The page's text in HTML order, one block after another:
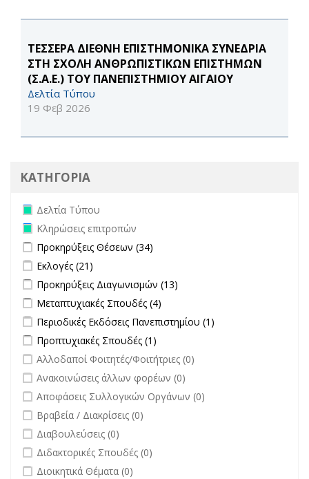
ΤΕΣΣΕΡΑ ΔΙΕΘΝΗ ΕΠΙΣΤΗΜΟΝΙΚΑ ΣΥΝΕΔΡΙΑ
ΣΤΗ ΣΧΟΛΗ ΑΝΘΡΩΠΙΣΤΙΚΩΝ ΕΠΙΣΤΗΜΩΝ
(Σ.Α.Ε.) ΤΟΥ ΠΑΝΕΠΙΣΤΗΜΙΟΥ ΑΙΓΑΙΟΥ
Δελτία Τύπου
19 Φεβ 2026
ΚΑΤΗΓΟΡΙΑ
Remove Δελτία Τύπου filter
Δελτία Τύπου
Remove Κληρώσεις επιτροπών filter
Κληρώσεις επιτροπών
Apply Προκηρύξεις Θέσεων filter
Προκηρύξεις Θέσεων (34)
Apply Εκλογές filter
Εκλογές (21)
Apply Προκηρύξεις Διαγωνισμών filter
Προκηρύξεις Διαγωνισμών (13)
Apply Μεταπτυχιακές Σπουδές filter
Μεταπτυχιακές Σπουδές (4)
Apply Περιοδικές Εκδόσεις Πανεπιστημίου filter
Περιοδικές Εκδόσεις Πανεπιστημίου (1)
Apply Προπτυχιακές Σπουδές filter
Προπτυχιακές Σπουδές (1)
undefined
Αλλοδαποί Φοιτητές/Φοιτήτριες (0)
undefined
Ανακοινώσεις άλλων φορέων (0)
undefined
Αποφάσεις Συλλογικών Οργάνων (0)
undefined
Βραβεία / Διακρίσεις (0)
undefined
Διαβουλεύσεις (0)
undefined
Διδακτορικές Σπουδές (0)
undefined
Διοικητικά Θέματα (0)